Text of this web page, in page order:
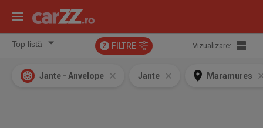
2 FILTRE Vizualizare:
Jante - Anvelope Jante Maramures